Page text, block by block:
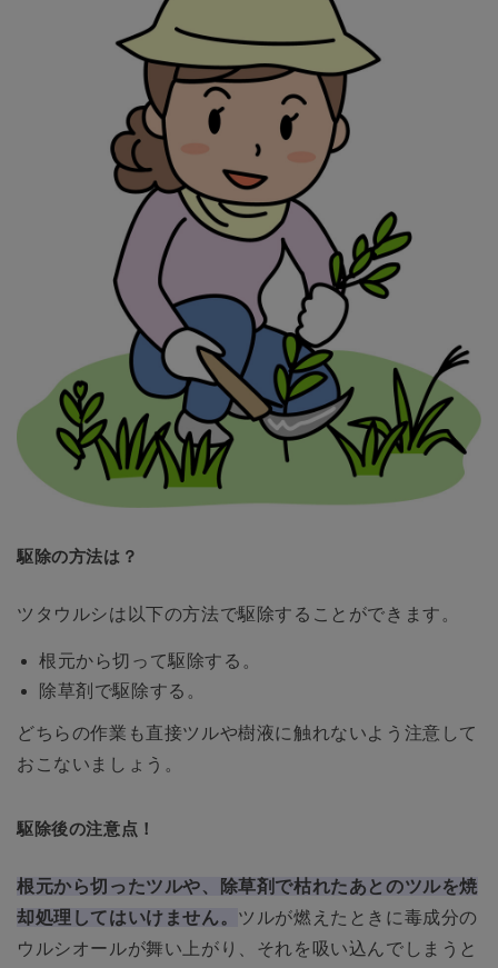
駆除の方法は？
ツタウルシは以下の方法で駆除することができます。
根元から切って駆除する。
除草剤で駆除する。
どちらの作業も直接ツルや樹液に触れないよう注意して
おこないましょう。
駆除後の注意点！
根元から切ったツルや、除草剤で枯れたあとのツルを焼
却処理してはいけません。 ツルが燃えたときに毒成分の
ウルシオールが舞い上がり、それを吸い込んでしまうと